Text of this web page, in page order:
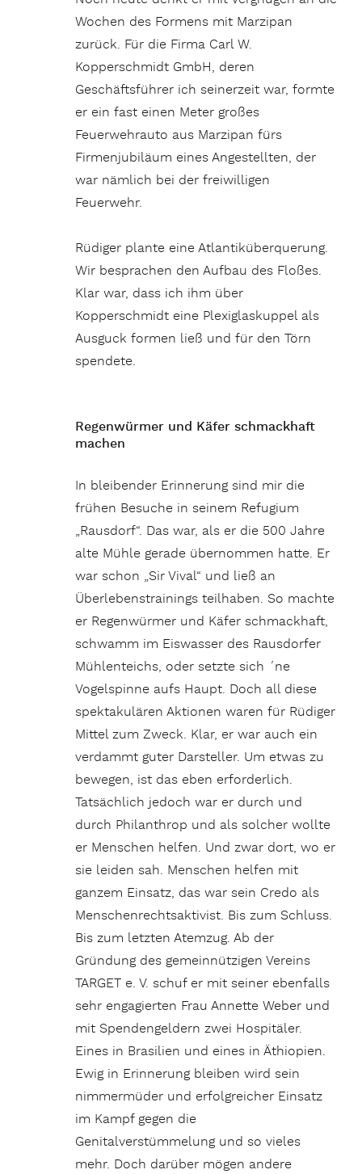
Wochen des Formens mit Marzipan
zurück. Für die Firma Carl W.
Kopperschmidt GmbH, deren
Geschäftsführer ich seinerzeit war, formte
er ein fast einen Meter großes
Feuerwehrauto aus Marzipan fürs
Firmenjubiläum eines Angestellten, der
war nämlich bei der freiwilligen
Feuerwehr.
Rüdiger plante eine Atlantiküberquerung.
Wir besprachen den Aufbau des Floßes.
Klar war, dass ich ihm über
Kopperschmidt eine Plexiglaskuppel als
Ausguck formen ließ und für den Törn
spendete.
Regenwürmer und Käfer schmackhaft
machen
In bleibender Erinnerung sind mir die
frühen Besuche in seinem Refugium
„Rausdorf“. Das war, als er die 500 Jahre
alte Mühle gerade übernommen hatte. Er
war schon „Sir Vival“ und ließ an
Überlebenstrainings teilhaben. So machte
er Regenwürmer und Käfer schmackhaft,
schwamm im Eiswasser des Rausdorfer
Mühlenteichs, oder setzte sich ´ne
Vogelspinne aufs Haupt. Doch all diese
spektakulären Aktionen waren für Rüdiger
Mittel zum Zweck. Klar, er war auch ein
verdammt guter Darsteller. Um etwas zu
bewegen, ist das eben erforderlich.
Tatsächlich jedoch war er durch und
durch Philanthrop und als solcher wollte
er Menschen helfen. Und zwar dort, wo er
sie leiden sah. Menschen helfen mit
ganzem Einsatz, das war sein Credo als
Menschenrechtsaktivist. Bis zum Schluss.
Bis zum letzten Atemzug. Ab der
Gründung des gemeinnützigen Vereins
TARGET e. V. schuf er mit seiner ebenfalls
sehr engagierten Frau Annette Weber und
mit Spendengeldern zwei Hospitäler.
Eines in Brasilien und eines in Äthiopien.
Ewig in Erinnerung bleiben wird sein
nimmermüder und erfolgreicher Einsatz
im Kampf gegen die
Genitalverstümmelung und so vieles
mehr. Doch darüber mögen andere